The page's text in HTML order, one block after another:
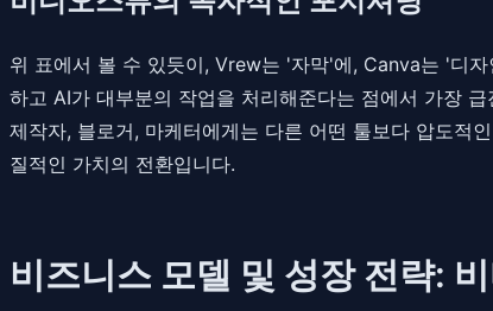
위 표에서 볼 수 있듯이, Vrew는 '자막'에, Canva는 '디
하고 AI가 대부분의 작업을 처리해준다는 점에서 가장 급
제작자, 블로거, 마케터에게는 다른 어떤 툴보다 압도적
질적인 가치의 전환입니다.
비즈니스 모델 및 성장 전략: